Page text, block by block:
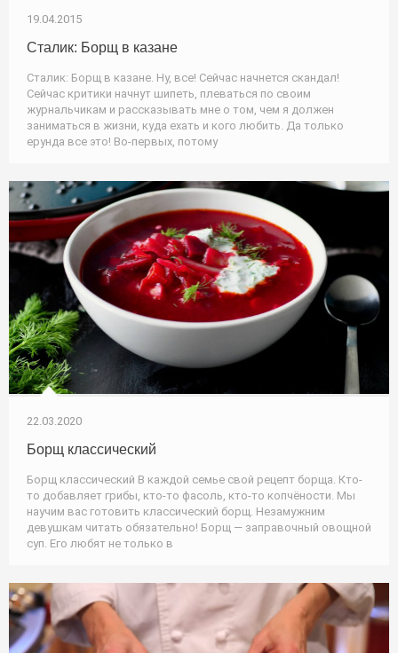
19.04.2015
Сталик: Борщ в казане
Сталик: Борщ в казане. Ну, все! Сейчас начнется скандал!
Сейчас критики начнут шипеть, плеваться по своим
журнальчикам и рассказывать мне о том, чем я должен
заниматься в жизни, куда ехать и кого любить. Да только
ерунда все это! Во-первых, потому
22.03.2020
Борщ классический
Борщ классический В каждой семье свой рецепт борща. Кто-
то добавляет грибы, кто-то фасоль, кто-то копчёности. Мы
научим вас готовить классический борщ. Незамужним
девушкам читать обязательно! Борщ — заправочный овощной
суп. Его любят не только в